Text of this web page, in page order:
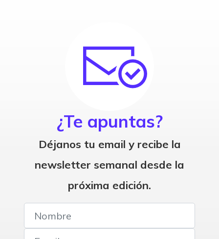
¿Te apuntas?
Déjanos tu email y recibe la
newsletter semanal desde la
próxima edición.